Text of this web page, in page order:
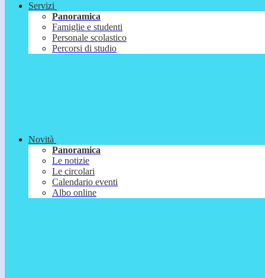
Servizi
Panoramica
Famiglie e studenti
Personale scolastico
Percorsi di studio
Novità
Panoramica
Le notizie
Le circolari
Calendario eventi
Albo online